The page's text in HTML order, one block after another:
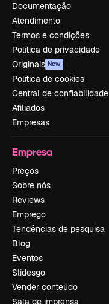
Documentação
Atendimento
Termos e condições
Política de privacidade
Originais New
Política de cookies
Central de confiabilidade
Afiliados
Empresas
Empresa
Preços
Sobre nós
Reviews
Emprego
Tendências de pesquisa
Blog
Eventos
Slidesgo
Vender conteúdo
Sala de imprensa